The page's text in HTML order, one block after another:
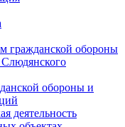
гражданской обороны
обороны и
деятельность